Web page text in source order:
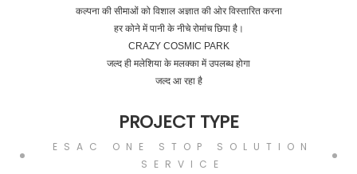
कल्पना की सीमाओं को विशाल अज्ञात की ओर विस्तारित करना
हर कोने में पानी के नीचे रोमांच छिपा है।
CRAZY COSMIC PARK
जल्द ही मलेशिया के मलक्का में उपलब्ध होगा
जल्द आ रहा है
PROJECT TYPE
ESAC ONE STOP SOLUTION
SERVICE